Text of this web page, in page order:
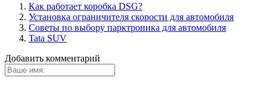
Как работает коробка DSG?
Установка ограничителя скорости для автомобиля
Советы по выбору парктроника для автомобиля
Tata SUV
Добавить комментарий